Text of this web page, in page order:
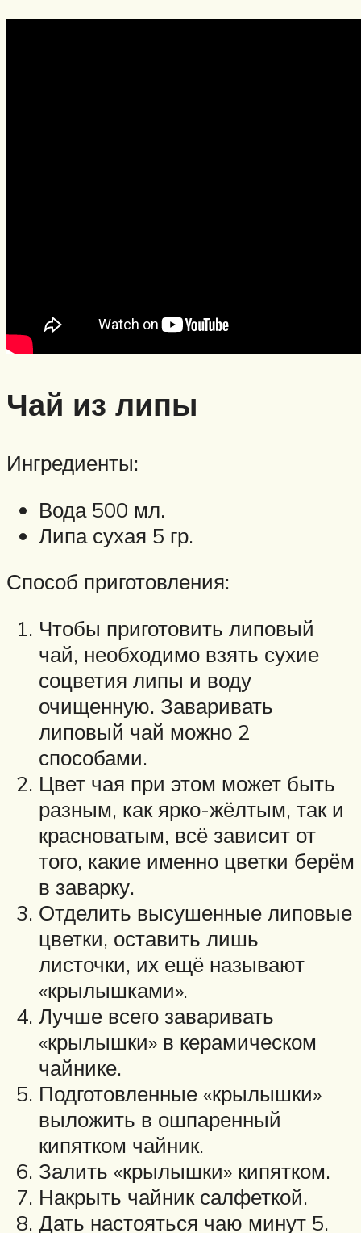
Чай из липы
Ингредиенты:
Вода 500 мл.
Липа сухая 5 гр.
Способ приготовления:
Чтобы приготовить липовый
чай, необходимо взять сухие
соцветия липы и воду
очищенную. Заваривать
липовый чай можно 2
способами.
Цвет чая при этом может быть
разным, как ярко-жёлтым, так и
красноватым, всё зависит от
того, какие именно цветки берём
в заварку.
Отделить высушенные липовые
цветки, оставить лишь
листочки, их ещё называют
«крылышками».
Лучше всего заваривать
«крылышки» в керамическом
чайнике.
Подготовленные «крылышки»
выложить в ошпаренный
кипятком чайник.
Залить «крылышки» кипятком.
Накрыть чайник салфеткой.
Дать настояться чаю минут 5.